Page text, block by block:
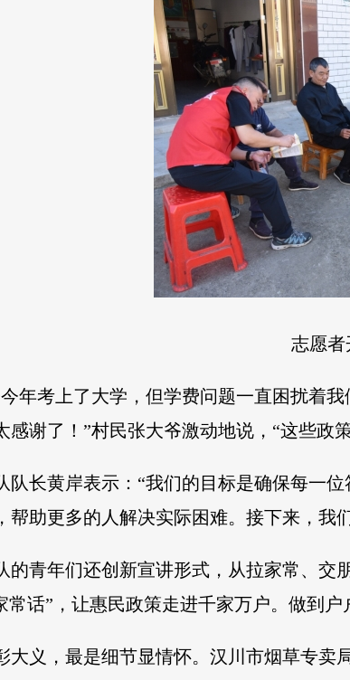
志愿者
年考上了大学，但学费问题一直困扰着
感谢了！”村民张大爷激动地说，“这些
队长黄岸表示：“我们的目标是确保每一
帮助更多的人解决实际困难。接下来，我
的青年们还创新宣讲形式，从拉家常、交
常话”，让惠民政策走进千家万户。做到户
大义，最是细节显情怀。汉川市烟草专卖